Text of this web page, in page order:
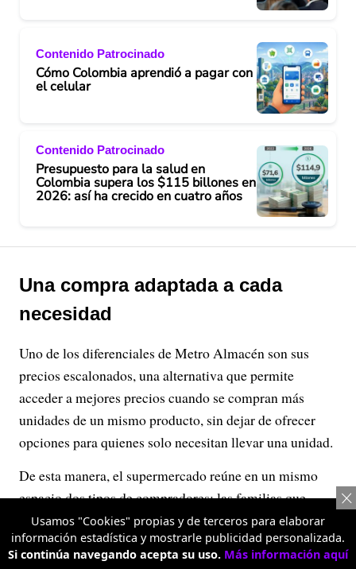
Contenido Patrocinado
Cómo Colombia aprendió a pagar con
el celular
Contenido Patrocinado
Presupuesto para la salud en
Colombia supera los $115 billones en
2026: así ha crecido en cuatro años
Una compra adaptada a cada
necesidad
Uno de los diferenciales de Metro Almacén son sus
precios escalonados, una alternativa que permite
acceder a mejores precios cuando se compran más
unidades de un mismo producto, sin dejar de ofrecer
opciones para quienes solo necesitan llevar una unidad.
De esta manera, el supermercado reúne en un mismo
espacio dos tipos de compradores: las familias que
hacen su mercado habitual y los comerciantes que
buscan optimizar el presupuesto de sus negocios.
Usamos "Cookies" propias y de terceros para elaborar
información estadística y mostrarle publicidad personalizada.
Si continúa navegando acepta su uso. Más información aquí